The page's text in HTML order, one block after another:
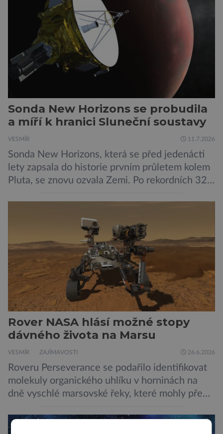
odborníků by už během příštích dvou let mohly
pokročilé systémy AI výrazně usnadnit
kybernetické útoky […]
Sonda New Horizons se probudila
a míří k hranici Sluneční soustavy
VESMÍR 11.7.2026
Sonda New Horizons, která se před jedenácti
lety zapsala do historie prvním průletem kolem
Pluta, se znovu ozvala Zemi. Po rekordních 321
podle NASA je ve výtečném stavu. Nyní ji čeká
další etapa její mise, jejíž ambicí je přinést
dosud nejpodrobnější […]
Rover NASA hlásí možné stopy
dávného života na Marsu
VESMÍR ZAJÍMAVOSTI 26.6.2026
Roveru Perseverance se podařilo identifikovat
molekuly organického uhlíku v horninách na
dně vyschlé marsovské řeky, které mohly před
Svědčí snad o dávném životě na planetě?